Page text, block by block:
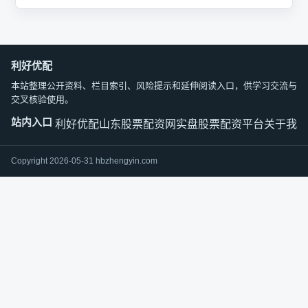
利好优配
本站整理公开资料、栏目索引、风险提示和延伸阅读入口，供学习交流与
交叉核验使用。
站内入口 利好优配山东股票配资网 实盘股票配资平台关于我们
Copyright 2026-05-31 hbzhengyin.com